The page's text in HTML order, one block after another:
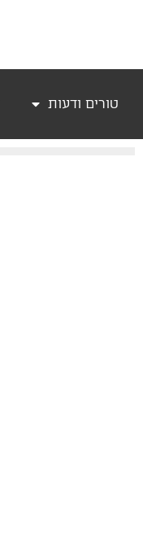
טורים ודעות